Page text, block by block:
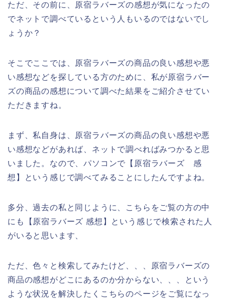
ただ、その前に、原宿ラバーズの感想が気になったの
でネットで調べているという人もいるのではないでし
ょうか？
そこでここでは、原宿ラバーズの商品の良い感想や悪
い感想などを探している方のために、私が原宿ラバー
ズの商品の感想について調べた結果をご紹介させてい
ただきますね。
まず、私自身は、原宿ラバーズの商品の良い感想や悪
い感想などがあれば、ネットで調べればみつかると思
いました。なので、パソコンで【原宿ラバーズ 感
想】という感じで調べてみることにしたんですよね。
多分、過去の私と同じように、こちらをご覧の方の中
にも【原宿ラバーズ 感想】という感じで検索された人
がいると思います、
ただ、色々と検索してみたけど、、、原宿ラバーズの
商品の感想がどこにあるのか分からない、、、という
ような状況を解決したくこちらのページをご覧になっ